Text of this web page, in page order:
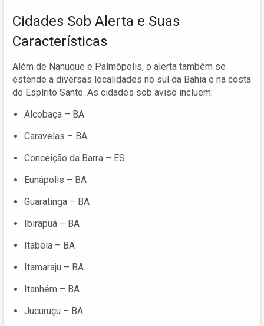
Cidades Sob Alerta e Suas
Características
Além de Nanuque e Palmópolis, o alerta também se
estende a diversas localidades no sul da Bahia e na costa
do Espírito Santo. As cidades sob aviso incluem:
Alcobaça – BA
Caravelas – BA
Conceição da Barra – ES
Eunápolis – BA
Guaratinga – BA
Ibirapuã – BA
Itabela – BA
Itamaraju – BA
Itanhém – BA
Jucuruçu – BA